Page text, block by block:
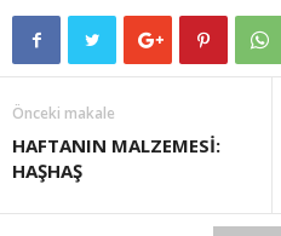
Önceki makale
HAFTANIN MALZEMESİ:
HAŞHAŞ